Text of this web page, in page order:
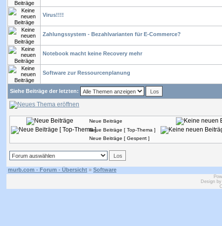
Virus!!!!
Zahlungssystem - Bezahlvarianten für E-Commerce?
Notebook macht keine Recovery mehr
Software zur Ressourcenplanung
Siehe Beiträge der letzten:
Neue Beiträge
Neue Beiträge [ Top-Thema ]
Neue Beiträge [ Gesperrt ]
murb.com - Forum - Übersicht » Software
Design